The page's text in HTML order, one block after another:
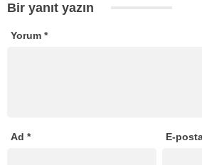
Bir yanıt yazın
Yorum *
Ad * E-